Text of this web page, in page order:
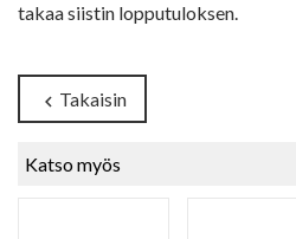
takaa siistin lopputuloksen.
chevron_left Takaisin
Katso myös